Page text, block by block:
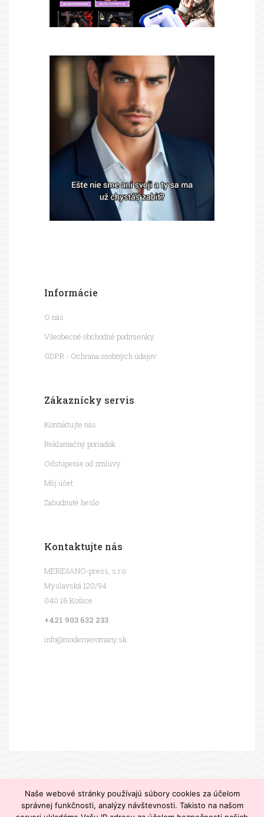
Informácie
O nás
Všeobecné obchodné podmienky
GDPR - Ochrana osobných údajov
Zákaznícky servis
Kontaktujte nás
Reklamačný poriadok
Odstúpenie od zmluvy
Môj účet
Zabudnuté heslo
Kontaktujte nás
MERIDIANO-press, s.r.o.
Myslavská 120/94
040 16 Košice
+421 903 632 233
info@moderneromany.sk
Naše webové stránky používajú súbory cookies za účelom
správnej funkčnosti, analýzy návštevnosti. Takisto na našom